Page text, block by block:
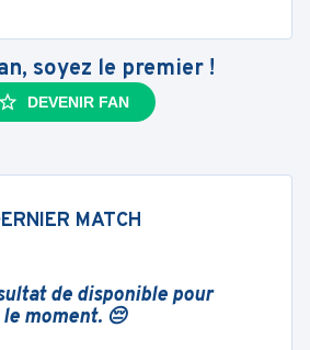
soyez le premier !
DEVENIR FAN
MATCH
de disponible pour
le moment. 😔